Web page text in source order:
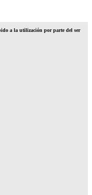
a la utilización por parte del ser